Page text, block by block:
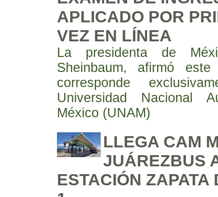
APLICADO POR
VEZ EN LÍNEA
La presidenta de
Sheinbaum, afirmó
corresponde
Universidad Nacional
México (UNAM)
LLEGA CAM
JUÁREZBUS
ESTACIÓN ZAPATA